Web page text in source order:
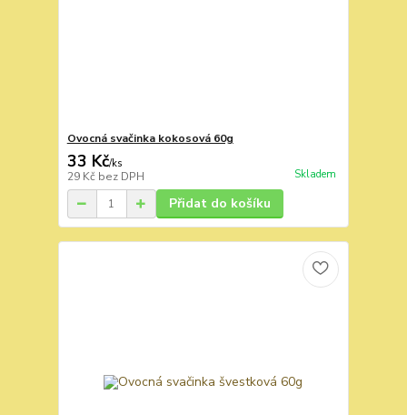
Ovocná svačinka kokosová 60g
33 Kč/ks
29 Kč bez DPH Skladem
Přidat do košíku